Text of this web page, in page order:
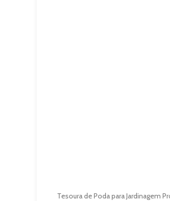
Tesoura de Poda para Jardinagem